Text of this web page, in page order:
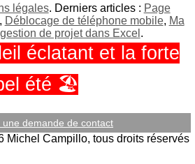
légales. Derniers articles : Page
, Déblocage de téléphone mobile, Ma
de projet dans Excel .
éclatant et la forte
été 🏖️
une demande de contact
Michel Campillo, tous droits réservés